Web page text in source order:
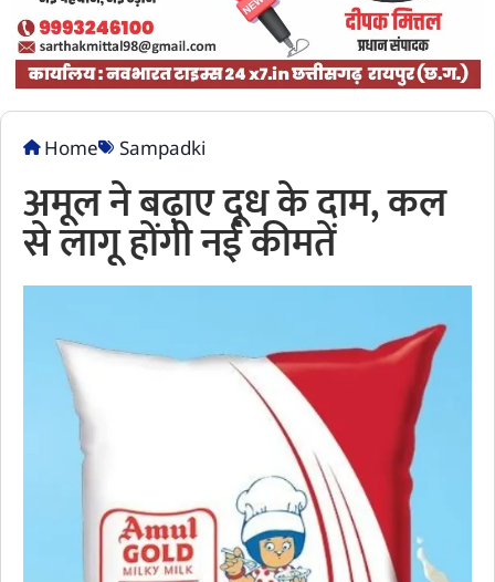
Home Sampadki
अमूल ने बढ़ाए दूध के दाम, कल
से लागू होंगी नई कीमतें